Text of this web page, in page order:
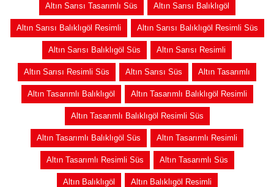
Altın Sarısı Tasarımlı Süs Altın Sarısı Balıklıgöl
Altın Sarısı Balıklıgöl Resimli Altın Sarısı Balıklıgöl Resimli Süs
Altın Sarısı Balıklıgöl Süs Altın Sarısı Resimli
Altın Sarısı Resimli Süs Altın Sarısı Süs Altın Tasarımlı
Altın Tasarımlı Balıklıgöl Altın Tasarımlı Balıklıgöl Resimli
Altın Tasarımlı Balıklıgöl Resimli Süs
Altın Tasarımlı Balıklıgöl Süs Altın Tasarımlı Resimli
Altın Tasarımlı Resimli Süs Altın Tasarımlı Süs
Altın Balıklıgöl Altın Balıklıgöl Resimli